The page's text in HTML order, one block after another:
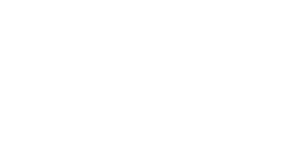
für Streaming & Gaming). Ausserdem viele
den Grill.
so wie auf dem Rasen hinter des Ferienhauses
da die Nähe zu sowohl Stränden, der Zentrale mit u.a.
Möglichkeiten für Aktivitäten ergeben. Ebenso ist das
Entspannung, Ruhe und die Natur.
je kWh, wird nach Verbrauch berechnet.